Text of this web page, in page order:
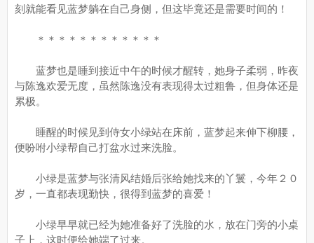
刻就能看见蓝梦躺在自己身侧，但这毕竟还是需要时间的！
＊＊＊＊＊＊＊＊＊＊＊＊
蓝梦也是睡到接近中午的时候才醒转，她身子柔弱，昨夜
与陈逸欢爱无度，虽然陈逸没有表现得太过粗鲁，但身体还是
累极。
睡醒的时候见到侍女小绿站在床前，蓝梦起来伸下柳腰，
便吩咐小绿帮自己打盆水过来洗脸。
小绿是蓝梦与张清风结婚后张给她找来的丫鬟，今年２０
岁，一直都表现勤快，很得到蓝梦的喜爱！
小绿早早就已经为她准备好了洗脸的水，放在门旁的小桌
子上，这时便给她端了过来。